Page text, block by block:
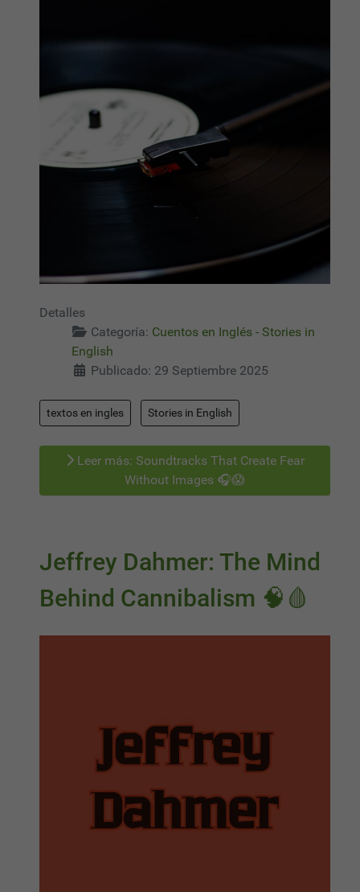
Detalles
Categoría: Cuentos en Inglés - Stories in
English
Publicado: 29 Septiembre 2025
textos en ingles Stories in English
Leer más: Soundtracks That Create Fear
Without Images 🎧😱
Jeffrey Dahmer: The Mind
Behind Cannibalism 🧠🩸